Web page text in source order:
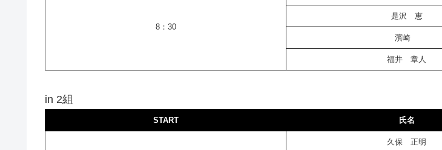
8：30
是沢 恵
濱崎
福井 章人
in 2組
START 氏名
久保 正明